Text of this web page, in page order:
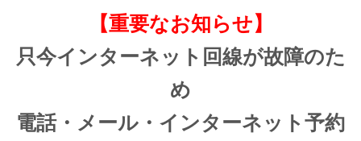
【重要なお知らせ】
只今インターネット回線が故障のた
め
電話・メール・インターネット予約